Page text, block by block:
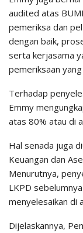
audited atas
pemeriksa dan
dengan baik,
serta kerjasama
pemeriksaan
Terhadap
Emmy
atas 80% atau di
Hal senada juga
Keuangan dan
Menurutnya,
LKPD
menyelesaikan di
Dijelaskannya,